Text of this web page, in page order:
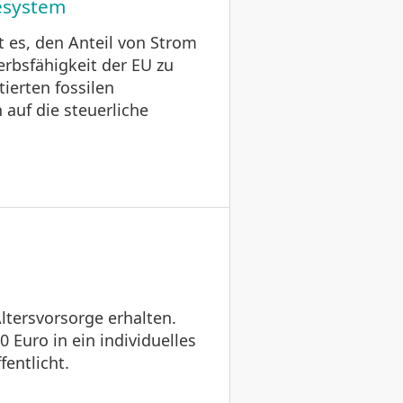
den Anteil von Strom
der EU zu
fossilen
auf die steuerliche
erhalten.
Euro in ein individuelles